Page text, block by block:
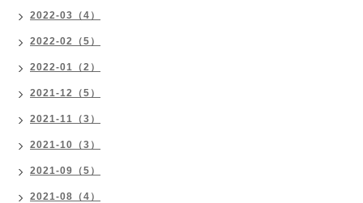
2022-03（4）
2022-02（5）
2022-01（2）
2021-12（5）
2021-11（3）
2021-10（3）
2021-09（5）
2021-08（4）